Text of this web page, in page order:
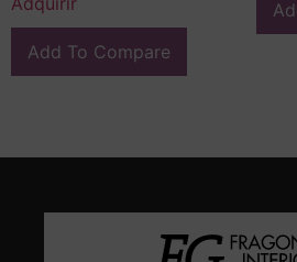
Add To Compare